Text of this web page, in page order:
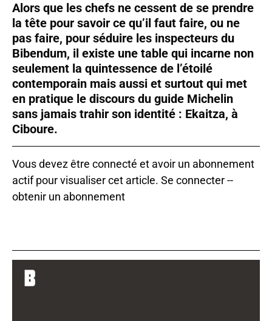
Alors que les chefs ne cessent de se prendre
la tête pour savoir ce qu’il faut faire, ou ne
pas faire, pour séduire les inspecteurs du
Bibendum, il existe une table qui incarne non
seulement la quintessence de l’étoilé
contemporain mais aussi et surtout qui met
en pratique le discours du guide Michelin
sans jamais trahir son identité : Ekaitza, à
Ciboure.
Vous devez être connecté et avoir un abonnement
actif pour visualiser cet article. Se connecter--
obtenir un abonnement